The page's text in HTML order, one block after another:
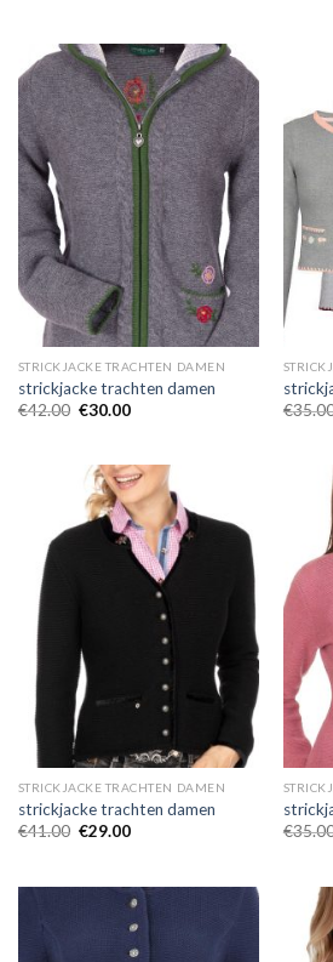
STRICKJACKE TRACHTEN DAMEN
strickjacke trachten damen
€42.00 €30.00
€
STRICKJACKE TRACHTEN DAMEN
strickjacke trachten damen
€41.00 €29.00
€